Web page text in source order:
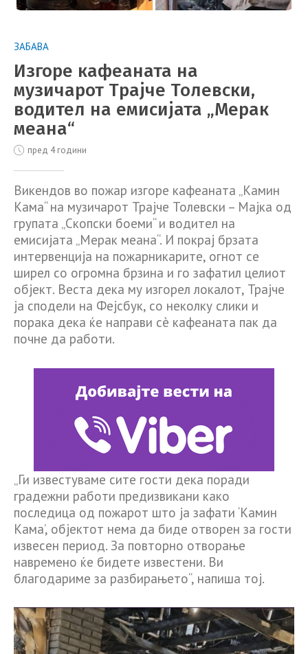
ЗАБАВА
Изгоре кафеаната на
музичарот Трајче Толевски,
водител на емисијата „Мерак
меана“
пред 4 години
Викендов во пожар изгоре кафеаната „Камин
Кама“ на музичарот Трајче Толевски – Мајка од
групата „Скопски боеми“ и водител на
емисијата „Мерак меана“. И покрај брзата
интервенција на пожарникарите, огнот се
ширел со огромна брзина и го зафатил целиот
објект. Веста дека му изгорел локалот, Трајче
ја сподели на Фејсбук, со неколку слики и
порака дека ќе направи сè кафеаната пак да
почне да работи.
„Ги известуваме сите гости дека поради
градежни работи предизвикани како
последица од пожарот што ја зафати ‘Камин
Кама’, објектот нема да биде отворен за гости
извесен период. За повторно отворање
навремено ќе бидете известени. Ви
благодариме за разбирањето“, напиша тој.